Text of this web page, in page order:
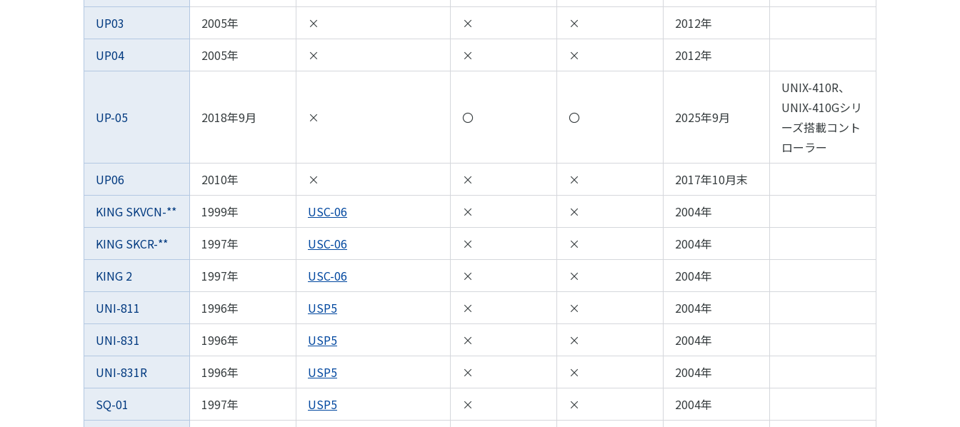
UP03
2005年 × × ×
2012年
UP04
2005年 × × × 2012年
UP-05 2018年9月 × 〇 〇 2025年9月
UNIX-410R、
UNIX-410Gシリ
ーズ搭載コント
ローラー
UP06
2010年 × × ×
2017年10月末
KING SKVCN-**
1999年 USC-06 × ×
2004年
KING SKCR-**
1997年 USC-06 × ×
2004年
KING 2
1997年 USC-06 × ×
2004年
UNI-811
1996年 USP5 × ×
2004年
UNI-831
1996年 USP5 × ×
2004年
UNI-831R
1996年 USP5 × ×
2004年
SQ-01
1997年 USP5 × ×
2004年